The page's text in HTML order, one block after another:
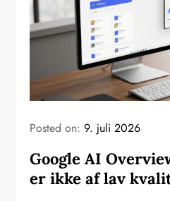
Posted on:9. juli 2026
Google AI
er ikke af lav